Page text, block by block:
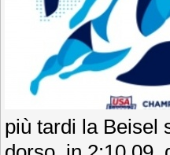
più tardi la Beisel